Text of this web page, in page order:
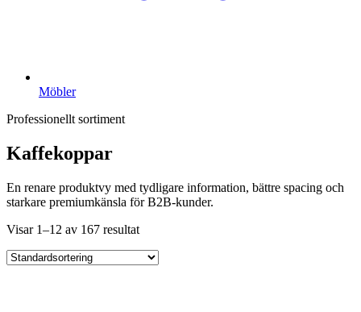
Möbler
Professionellt sortiment
Kaffekoppar
En renare produktvy med tydligare information, bättre spacing och
starkare premiumkänsla för B2B-kunder.
Visar 1–12 av 167 resultat